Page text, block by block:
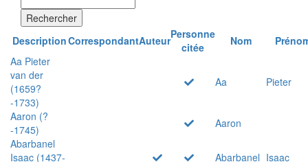
Rechercher
DescriptionCorrespondantAuteurPersonne
citée
Nom
Aa Pieter
van der
(1659?
-1733)
Aa Pieter
Aaron (?
-1745)
Aaron
Abarbanel
Isaac (1437-
Abarbanel Isaac